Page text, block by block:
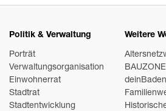
Politik & Verwaltung
Porträt
Verwaltungsorganisation
Einwohnerrat
Stadtrat
Stadtentwicklung
Weitere
deinBaden